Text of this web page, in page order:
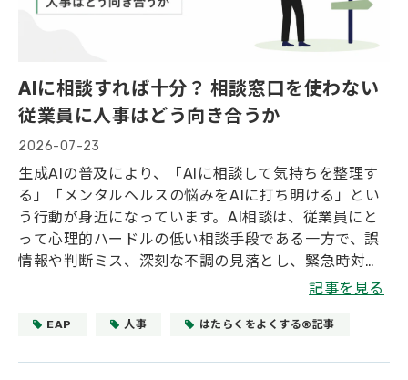
AIに相談すれば十分？ 相談窓口を使わない
従業員に人事はどう向き合うか
2026-07-23
生成AIの普及により、「AIに相談して気持ちを整理す
る」「メンタルヘルスの悩みをAIに打ち明ける」とい
う行動が身近になっています。AI相談は、従業員にと
って心理的ハードルの低い相談手段である一方で、誤
情報や判断ミス、深刻な不調の見落とし、緊急時対応
の限界があることも事実です。本記事では、AI相談と
体制を設計すべきかを解説します。
記事を見る
EAP 人事 はたらくをよくする®記事